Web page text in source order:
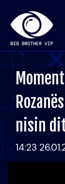
nisin
14:23